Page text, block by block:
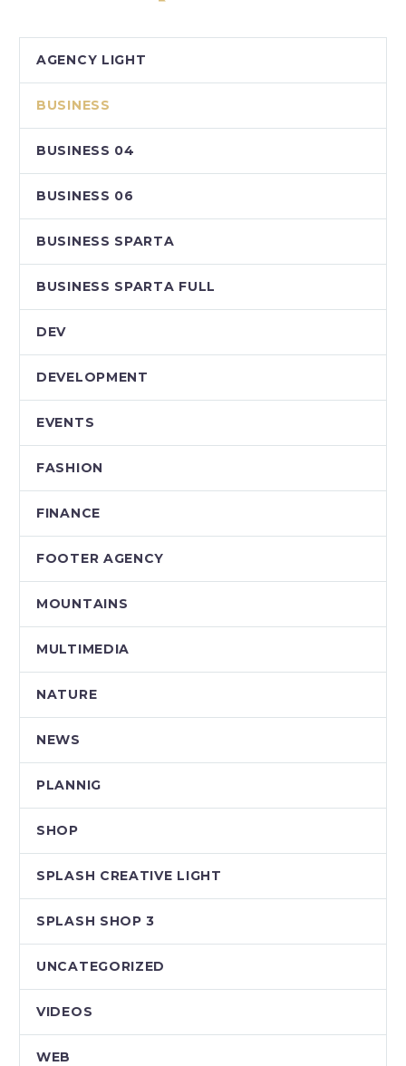
AGENCY LIGHT
BUSINESS
BUSINESS 04
BUSINESS 06
BUSINESS SPARTA
BUSINESS SPARTA FULL
DEV
DEVELOPMENT
EVENTS
FASHION
FINANCE
FOOTER AGENCY
MOUNTAINS
MULTIMEDIA
NATURE
NEWS
PLANNIG
SHOP
SPLASH CREATIVE LIGHT
SPLASH SHOP 3
UNCATEGORIZED
VIDEOS
WEB